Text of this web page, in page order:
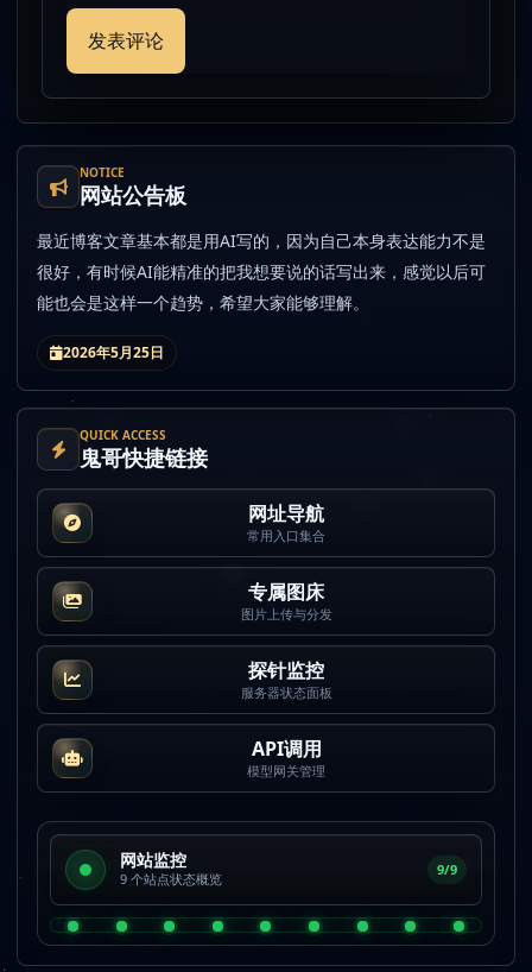
NOTICE
网站公告板
最近博客文章基本都是用AI写的，因为自己本身表达能力不是
很好，有时候AI能精准的把我想要说的话写出来，感觉以后可
能也会是这样一个趋势，希望大家能够理解。
2026年5月25日
QUICK ACCESS
鬼哥快捷链接
网址导航
常用入口集合
专属图床
图片上传与分发
探针监控
服务器状态面板
API调用
模型网关管理
网站监控
9 个站点状态概览
9/9